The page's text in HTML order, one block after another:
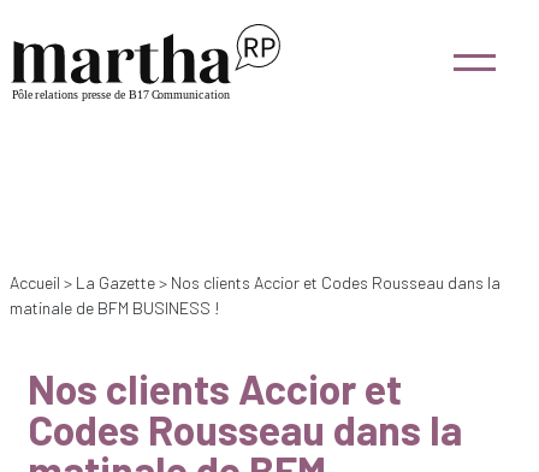
Accueil > La Gazette> Nos clients Accior et Codes Rousseau dans la
matinale de BFM BUSINESS !
Nos clients Accior et
Codes Rousseau dans la